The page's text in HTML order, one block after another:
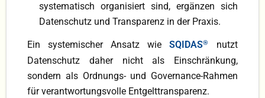
systematisch organisiert sind, ergänzen sich
Datenschutz und Transparenz in der Praxis.
Ein systemischer Ansatz wie SQIDAS®
nutzt
Datenschutz daher nicht als Einschränkung,
sondern als Ordnungs- und Governance-Rahmen
für verantwortungsvolle Entgelttransparenz.